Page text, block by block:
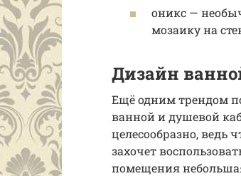
оникс —
мозаику на
Дизайн
Ещё одним трендом
ванной и душевой
целесообразно, ведь
захочет
помещения